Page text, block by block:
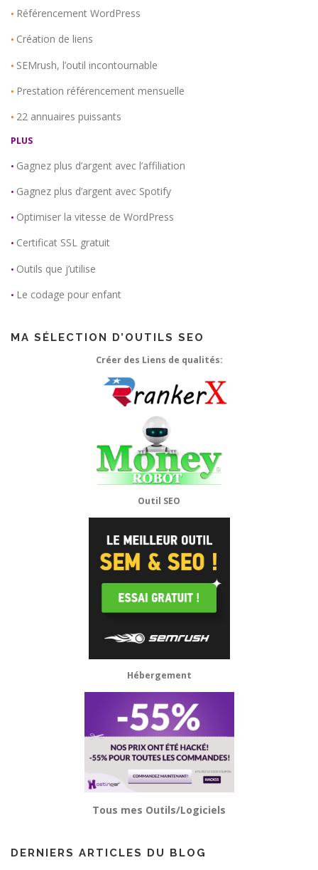
• Référencement WordPress
• Création de liens
• SEMrush, l’outil incontournable
• Prestation référencement mensuelle
• 22 annuaires puissants
PLUS
• Gagnez plus d’argent avec l’affiliation
• Gagnez plus d’argent avec Spotify
• Optimiser la vitesse de WordPress
• Certificat SSL gratuit
• Outils que j’utilise
• Le codage pour enfant
MA SÉLECTION D’OUTILS SEO
Créer des Liens de qualités:
Outil SEO
Hébergement
Tous mes Outils/Logiciels
DERNIERS ARTICLES DU BLOG